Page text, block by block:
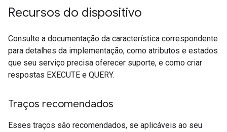
Recursos do dispositivo
Consulte a documentação da característica correspondente
para detalhes da implementação, como atributos e estados
que seu serviço precisa oferecer suporte, e como criar
respostas EXECUTE e QUERY.
Traços recomendados
Esses traços são recomendados, se aplicáveis ao seu